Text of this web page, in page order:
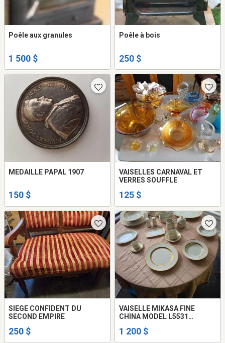
Poêle aux granules
1 500 $
Poêle à bois
250 $
MEDAILLE PAPAL 1907
150 $
VAISELLES CARNAVAL ET
VERRES SOUFFLE
125 $
SIEGE CONFIDENT DU
SECOND EMPIRE
250 $
VAISELLE MIKASA FINE
CHINA MODEL L5531
1 200 $